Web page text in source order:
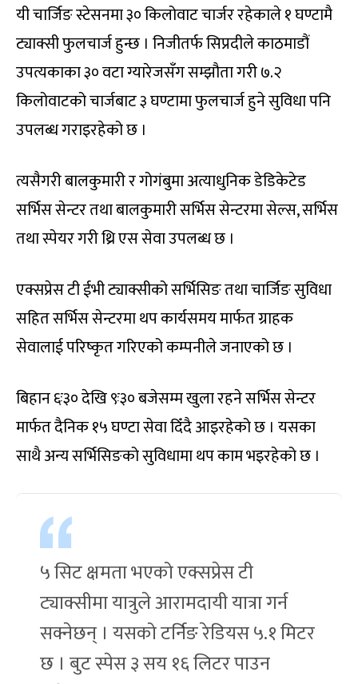
यी चार्जिङ स्टेसनमा ३० किलोवाट चार्जर रहेकाले १ घण्टामै
ट्याक्सी फुलचार्ज हुन्छ । निजीतर्फ सिप्रदीले काठमाडौं
उपत्यकाका ३० वटा ग्यारेजसँग सम्झौता गरी ७.२
किलोवाटको चार्जबाट ३ घण्टामा फुलचार्ज हुने सुविधा पनि
उपलब्ध गराइरहेको छ ।
त्यसैगरी बालकुमारी र गोगंबुमा अत्याधुनिक डेडिकेटेड
सर्भिस सेन्टर तथा बालकुमारी सर्भिस सेन्टरमा सेल्स, सर्भिस
तथा स्पेयर गरी थ्रि एस सेवा उपलब्ध छ ।
एक्सप्रेस टी ईभी ट्याक्सीको सर्भिसिङ तथा चार्जिङ सुविधा
सहित सर्भिस सेन्टरमा थप कार्यसमय मार्फत ग्राहक
सेवालाई परिष्कृत गरिएको कम्पनीले जनाएको छ ।
बिहान ६ः३० देखि ९ः३० बजेसम्म खुला रहने सर्भिस सेन्टर
मार्फत दैनिक १५ घण्टा सेवा दिँदै आइरहेको छ । यसका
साथै अन्य सर्भिसिङको सुविधामा थप काम भइरहेको छ ।
५ सिट क्षमता भएको एक्सप्रेस टी
ट्याक्सीमा यात्रुले आरामदायी यात्रा गर्न
सक्नेछन् । यसको टर्निङ रेडियस ५.१ मिटर
छ । बुट स्पेस ३ सय १६ लिटर पाउन